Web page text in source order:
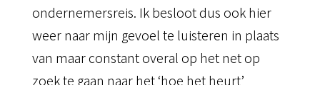
ondernemersreis. Ik besloot dus ook hier
weer naar mijn gevoel te luisteren in plaats
van maar constant overal op het net op
zoek te gaan naar het ‘hoe het heurt’